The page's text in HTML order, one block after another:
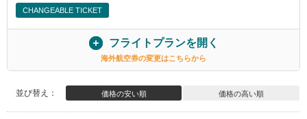
CHANGEABLE TICKET
フライトプランを開く
海外航空券の変更はこちらから
並び替え： 価格の安い順 価格の高い順